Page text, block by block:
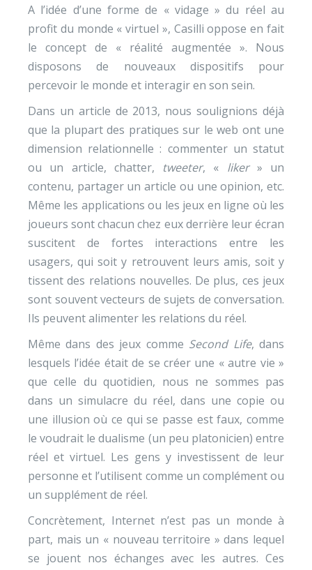
A l’idée d’une forme de « vidage » du réel au
profit du monde « virtuel », Casilli oppose en fait
le concept de « réalité augmentée ». Nous
disposons de nouveaux dispositifs pour
percevoir le monde et interagir en son sein.
Dans un article de 2013, nous soulignions déjà
que la plupart des pratiques sur le web ont une
dimension relationnelle : commenter un statut
ou un article, chatter, tweeter, « liker» un
contenu, partager un article ou une opinion, etc.
Même les applications ou les jeux en ligne où les
joueurs sont chacun chez eux derrière leur écran
suscitent de fortes interactions entre les
usagers, qui soit y retrouvent leurs amis, soit y
tissent des relations nouvelles. De plus, ces jeux
sont souvent vecteurs de sujets de conversation.
Ils peuvent alimenter les relations du réel.
Même dans des jeux comme Second Life, dans
lesquels l’idée était de se créer une « autre vie »
que celle du quotidien, nous ne sommes pas
dans un simulacre du réel, dans une copie ou
une illusion où ce qui se passe est faux, comme
le voudrait le dualisme (un peu platonicien) entre
réel et virtuel. Les gens y investissent de leur
personne et l’utilisent comme un complément ou
un supplément de réel.
Concrètement, Internet n’est pas un monde à
part, mais un « nouveau territoire » dans lequel
se jouent nos échanges avec les autres. Ces